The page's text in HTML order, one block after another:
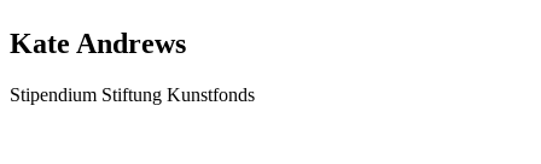
Kate Andrews
Stipendium Stiftung Kunstfonds